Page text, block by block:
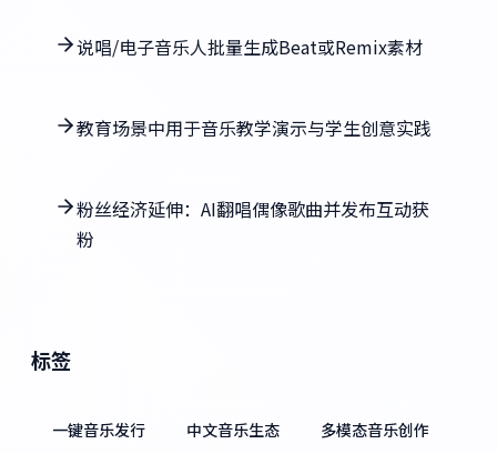
说唱/电子音乐人批量生成Beat或Remix素材
教育场景中用于音乐教学演示与学生创意实践
粉丝经济延伸：AI翻唱偶像歌曲并发布互动获
粉
标签
一键音乐发行 中文音乐生态
多模态音乐创作